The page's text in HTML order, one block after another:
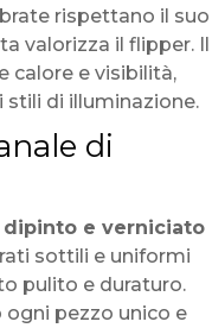
rispettano il suo
valorizza il flipper. Il
calore e visibilità,
di illuminazione.
di
e verniciato
sottili e uniformi
pulito e duraturo.
ogni pezzo unico e